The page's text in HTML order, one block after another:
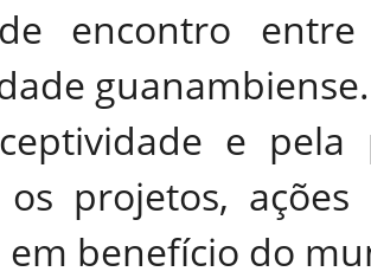
encontro
e
projetos,
em benefício do